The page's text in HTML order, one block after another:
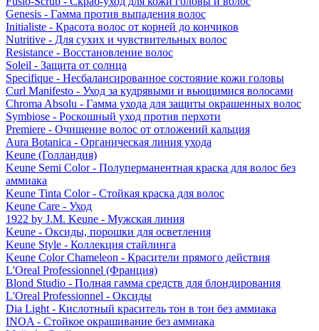
Genesis - Гамма против выпадения волос
Initialiste - Красота волос от корней до кончиков
Nutritive - Для сухих и чувствительных волос
Resistance - Восстановление волос
Soleil - Защита от солнца
Specifique - Несбалансированное состояние кожи головы
Curl Manifesto - Уход за кудрявыми и вьющимися волосами
Chroma Absolu - Гамма ухода для защиты окрашенных волос
Symbiose - Роскошный уход против перхоти
Premiere - Очищение волос от отложений кальция
Aura Botanica - Органическая линия ухода
Keune (Голландия)
Keune Semi Color - Полуперманентная краска для волос без
аммиака
Keune Tinta Color - Стойкая краска для волос
Keune Care - Уход
1922 by J.M. Keune - Мужская линия
Keune - Оксиды, порошки для осветления
Keune Style - Коллекция стайлинга
Keune Color Chameleon - Красители прямого действия
L'Oreal Professionnel (Франция)
Blond Studio - Полная гамма средств для блондирования
L'Oreal Professionnel - Оксиды
Dia Light - Кислотный краситель тон в тон без аммиака
INOA - Стойкое окрашивание без аммиака